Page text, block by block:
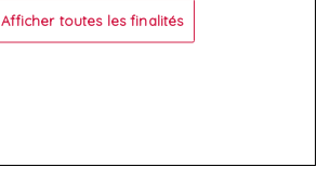
Afficher toutes les finalités